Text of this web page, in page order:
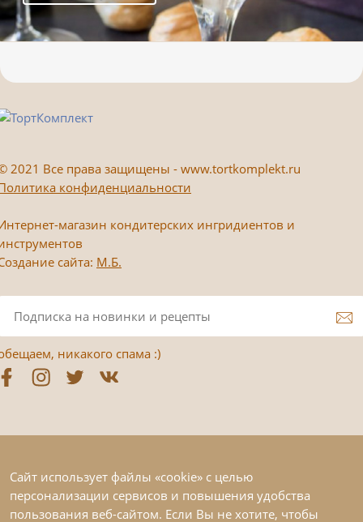
2021 Все права защищены - www.tortkomplekt.ru
конфиденциальности
магазин кондитерских ингридиентов и
сайта: М.Б.
никакого спама :)
Сайт использует файлы «cookie» с целью
персонализации сервисов и повышения удобства
пользования веб-сайтом. Если Вы не хотите, чтобы